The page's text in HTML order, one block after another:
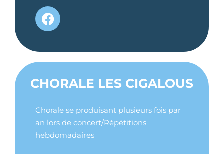
CHORALE LES CIGALOUS
Chorale se produisant plusieurs fois par
an lors de concert/Répétitions
hebdomadaires